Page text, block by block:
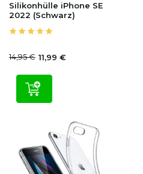
Silikonhülle iPhone SE
2022 (Schwarz)
14,95 € 11,99 €